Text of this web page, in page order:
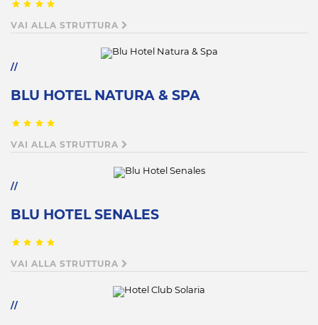
VAI ALLA STRUTTURA
BLU HOTEL NATURA & SPA
VAI ALLA STRUTTURA
BLU HOTEL SENALES
VAI ALLA STRUTTURA